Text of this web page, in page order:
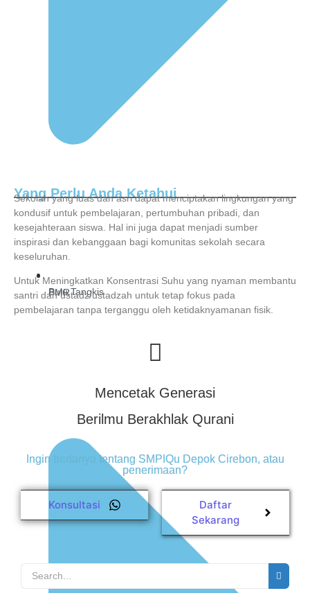
PMR
Bulu Tangkis
Yang Perlu Anda Ketahui
Sekolah yang luas dan asri dapat menciptakan lingkungan yang
kondusif untuk pembelajaran, pertumbuhan pribadi, dan
kesejahteraan siswa. Hal ini juga dapat menjadi sumber
inspirasi dan kebanggaan bagi komunitas sekolah secara
keseluruhan.
Untuk Meningkatkan Konsentrasi Suhu yang nyaman membantu
santri dan ustadz/ustadzah untuk tetap fokus pada
pembelajaran tanpa terganggu oleh ketidaknyamanan fisik.
Mencetak Generasi
Berilmu Berakhlak Qurani
Ingin bertanya tentang SMPIQu Depok Cirebon, atau
penerimaan?
Konsultasi
Daftar
Sekarang